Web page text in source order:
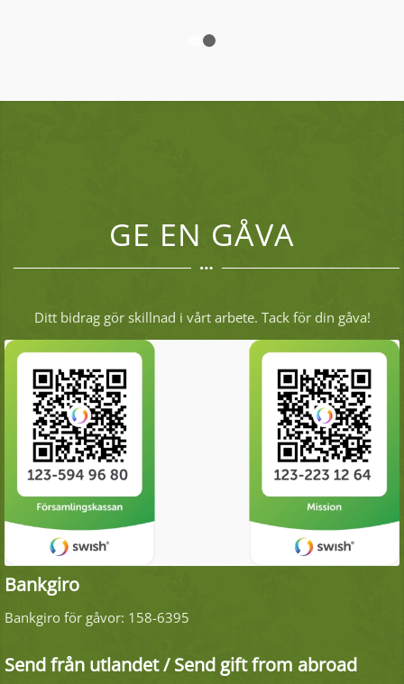
GE EN GÅVA
Ditt bidrag gör skillnad i vårt arbete. Tack för din gåva!
Bankgiro
Bankgiro för gåvor: 158-6395
Send från utlandet / Send gift from abroad